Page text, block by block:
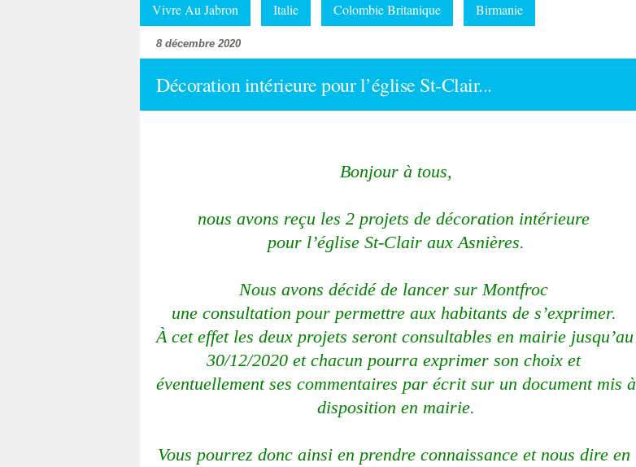
Vivre Au Jabron Italie Colombie Britanique Birmanie
8 décembre 2020
Décoration intérieure pour l’église St-Clair...
Bonjour à tous,
nous avons reçu les 2 projets de décoration intérieure
pour l’église St-Clair aux Asnières.
Nous avons décidé de lancer sur Montfroc
une consultation pour permettre aux habitants de s’exprimer.
À cet effet les deux projets seront consultables en mairie jusqu’au
30/12/2020 et chacun pourra exprimer son choix et
éventuellement ses commentaires par écrit sur un document mis à
disposition en mairie.
Vous pourrez donc ainsi en prendre connaissance et nous dire en